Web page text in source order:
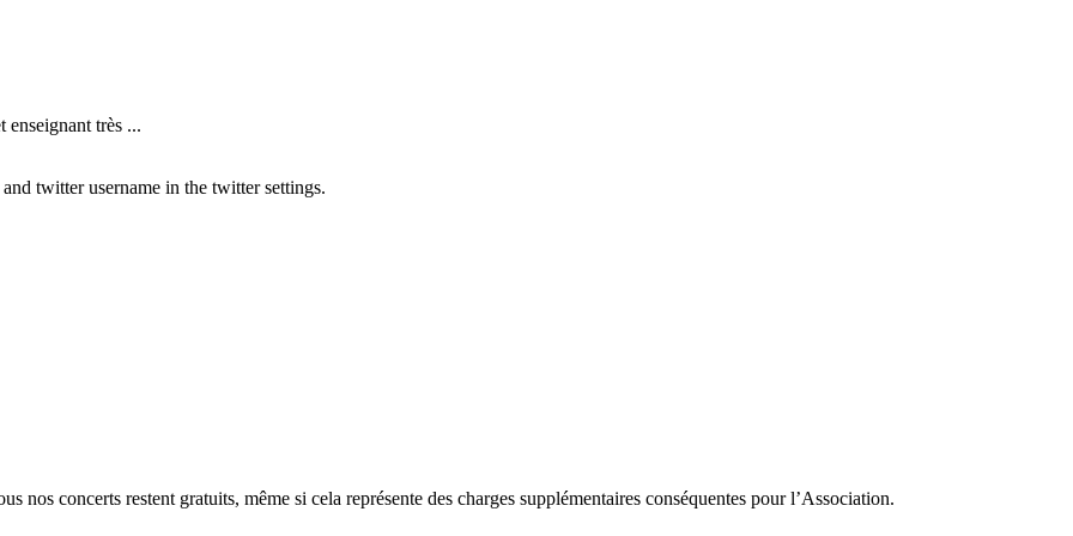
enseignant très ...
twitter username in the twitter settings.
concerts restent gratuits, même si cela représente des charges supplémentaires conséquentes pour l’Association.